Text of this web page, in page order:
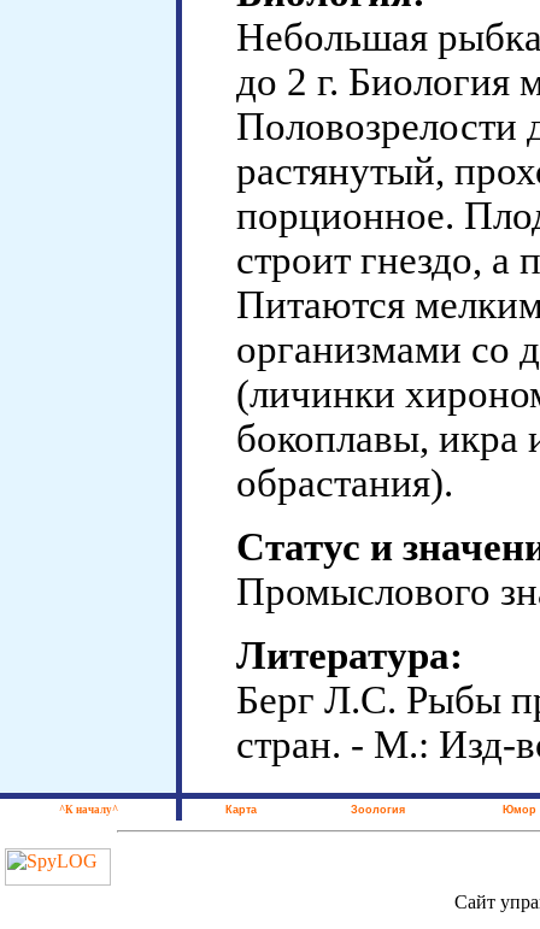
Небольшая
до 2 г. Биология
Половозрелости
растянутый,
порционное.
строит гнездо, а
Питаются
организмами со
(личинки
бокоплавы, икра
обрастания).
Статус и
Промыслового
Литература:
Берг Л.С. Рыбы
стран. - М.: Изд-
^К началу^ Карта Зоология Юмор
Сайт